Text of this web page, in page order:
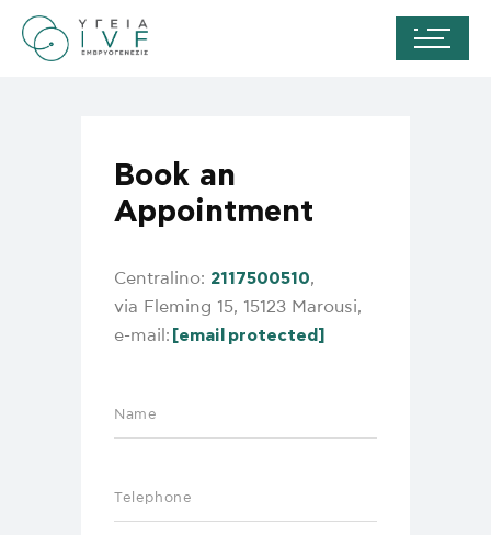
Book an
Appointment
Centralino: 2117500510,
via Fleming 15, 15123 Marousi,
e-mail: [email protected]